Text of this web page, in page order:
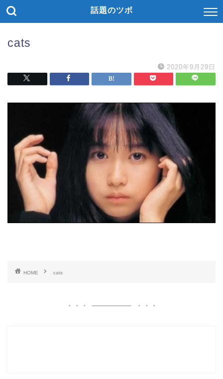
話題のツボ
cats
2020年9月29日
HOME cats